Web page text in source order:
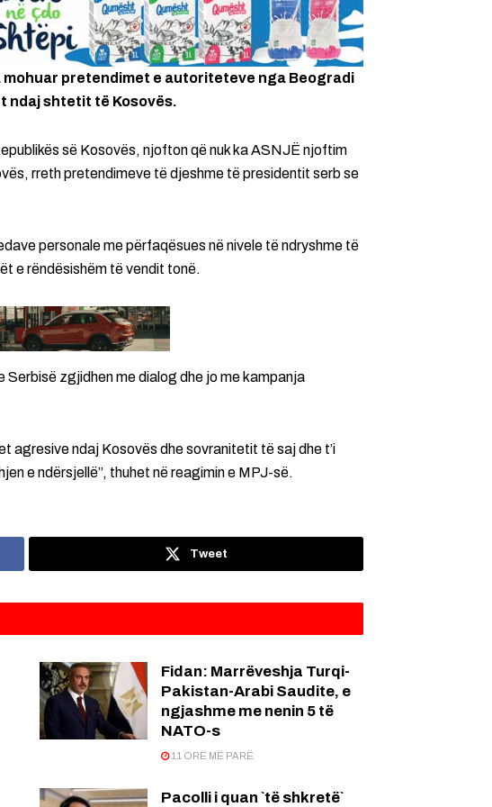
mohuar pretendimet e autoriteteve nga Beogradi
ndaj shtetit të Kosovës.
së Kosovës, njofton që nuk ka ASNJË njoftim
rreth pretendimeve të djeshme të presidentit serb se
personale me përfaqësues në nivele të ndryshme të
e rëndësishëm të vendit tonë.
zgjidhen me dialog dhe jo me kampanja
agresive ndaj Kosovës dhe sovranitetit të saj dhe t’i
e ndërsjellë”, thuhet në reagimin e MPJ-së.
Tweet
Fidan: Marrëveshja Turqi-
Pakistan-Arabi Saudite, e
ngjashme me nenin 5 të
NATO-s
11 ORË MË PARË
Pacolli i quan `të shkretë`